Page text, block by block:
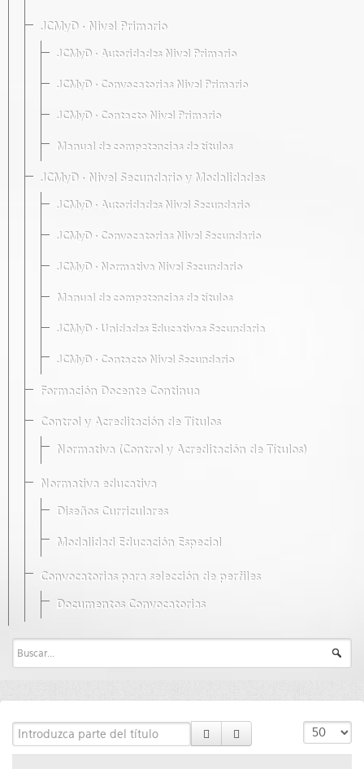
JCMyD · Nivel Primario
JCMyD · Autoridades Nivel Primario
JCMyD · Convocatorias Nivel Primario
JCMyD · Contacto Nivel Primario
Manual de competencias de títulos
JCMyD · Nivel Secundario y Modalidades
JCMyD · Autoridades Nivel Secundario
JCMyD · Convocatorias Nivel Secundario
JCMyD · Normativa Nivel Secundario
Manual de competencias de títulos
JCMyD · Unidades Educativas Secundaria
JCMyD · Contacto Nivel Secundario
Formación Docente Continua
Control y Acreditación de Títulos
Normativa (Control y Acreditación de Títulos)
Normativa educativa
Diseños Curriculares
Modalidad Educación Especial
Convocatorias para selección de perfiles
Documentos Convocatorias